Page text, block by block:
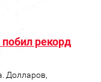
рекорд
Долларов,